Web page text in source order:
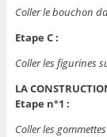
Coller le bouchon
Etape C :
Coller les figurines
LA
Etape n°1 :
Coller les